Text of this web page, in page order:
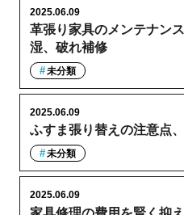
革張り家具のメンテナン
湿、破れ補修
2025.06.09
未分類
ふすま張り替えの注意点
2025.06.09
未分類
2025.06.09